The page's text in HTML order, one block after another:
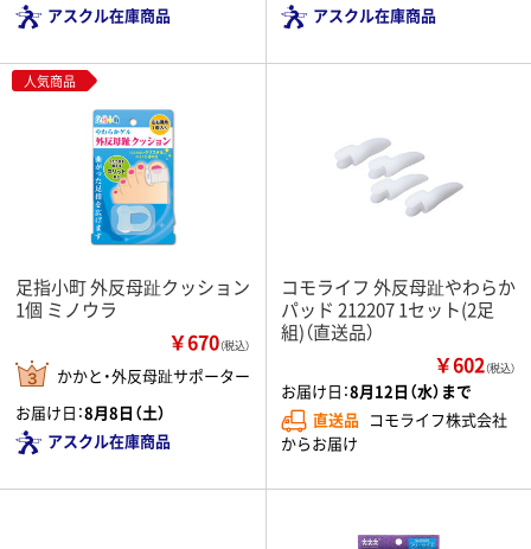
アスクル在庫商品
アスクル在庫商品
人気商品
足指小町 外反母趾クッション
1個 ミノウラ
￥670（税込）
かかと・外反母趾サポーター
お届け日：8月8日（土）
アスクル在庫商品
コモライフ 外反母趾やわらか
パッド 212207 1セット(2足
組)（直送品）
￥602（税込）
お届け日：8月12日（水）まで
直送品 コモライフ株式会社
からお届け